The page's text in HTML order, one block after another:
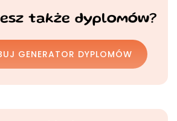
także dyplomów?
GENERATOR DYPLOMÓW